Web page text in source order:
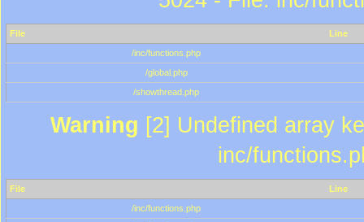
File
Line
/inc/functions.php
/global.php
/showthread.php
Warning [2] Undefined array
inc/
File
Line
/inc/functions.php